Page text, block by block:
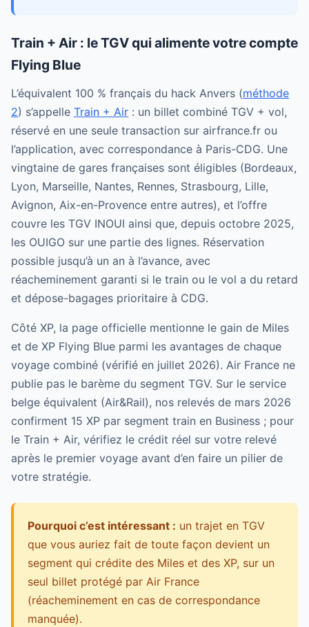
Train + Air : le TGV qui alimente votre compte
Flying Blue
L’équivalent 100 % français du hack Anvers (méthode
2) s’appelle Train + Air : un billet combiné TGV + vol,
réservé en une seule transaction sur airfrance.fr ou
l’application, avec correspondance à Paris-CDG. Une
vingtaine de gares françaises sont éligibles (Bordeaux,
Lyon, Marseille, Nantes, Rennes, Strasbourg, Lille,
Avignon, Aix-en-Provence entre autres), et l’offre
couvre les TGV INOUI ainsi que, depuis octobre 2025,
les OUIGO sur une partie des lignes. Réservation
possible jusqu’à un an à l’avance, avec
réacheminement garanti si le train ou le vol a du retard
et dépose-bagages prioritaire à CDG.
Côté XP, la page officielle mentionne le gain de Miles
et de XP Flying Blue parmi les avantages de chaque
voyage combiné (vérifié en juillet 2026). Air France ne
publie pas le barème du segment TGV. Sur le service
belge équivalent (Air&Rail), nos relevés de mars 2026
confirment 15 XP par segment train en Business ; pour
le Train + Air, vérifiez le crédit réel sur votre relevé
après le premier voyage avant d’en faire un pilier de
votre stratégie.
Pourquoi c’est intéressant : un trajet en TGV
que vous auriez fait de toute façon devient un
segment qui crédite des Miles et des XP, sur un
seul billet protégé par Air France
(réacheminement en cas de correspondance
manquée).